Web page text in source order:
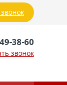
38-60
звонок